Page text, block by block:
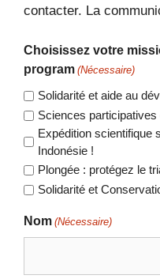
contacter. La
Choisissez votre
program (Nécessaire)
Solidarité et aide au
Sciences
Expédition scientifique
Indonésie !
Plongée : protégez le
Solidarité et
Nom (Nécessaire)